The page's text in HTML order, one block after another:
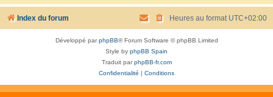
Index du forum Heures au format UTC+02:00
Développé parphpBB® Forum Software © phpBB Limited
Style by phpBB Spain
Traduit parphpBB-fr.com
Confidentialité
Conditions